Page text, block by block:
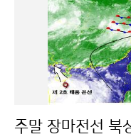
10대 도시(서울, 춘천
대구, 제주)를 기준으
기온은 각각 28.7℃,
각각 28.7℃, 30.1℃,
이 가장 높았다. 문
은? 저작물은 "공공누